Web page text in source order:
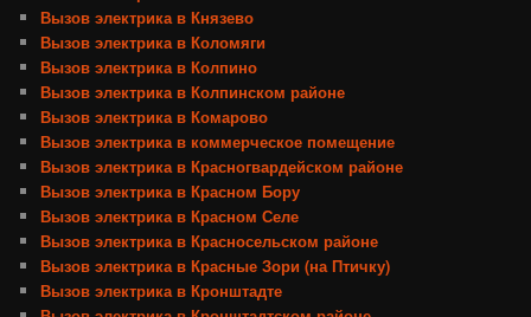
Вызов электрика в Князево
Вызов электрика в Коломяги
Вызов электрика в Колпино
Вызов электрика в Колпинском районе
Вызов электрика в Комарово
Вызов электрика в коммерческое помещение
Вызов электрика в Красногвардейском районе
Вызов электрика в Красном Бору
Вызов электрика в Красном Селе
Вызов электрика в Красносельском районе
Вызов электрика в Красные Зори (на Птичку)
Вызов электрика в Кронштадте